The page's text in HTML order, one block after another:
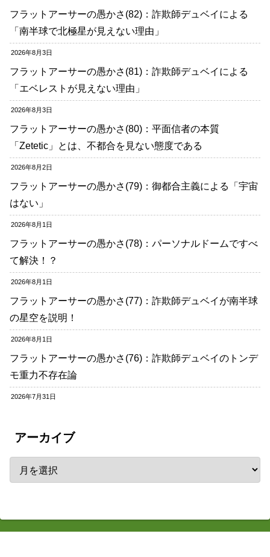
フラットアーサーの愚かさ(82)：詐欺師デュベイによる
「南半球で北極星が見えない理由」
2026年8月3日
フラットアーサーの愚かさ(81)：詐欺師デュベイによる
「エベレストが見えない理由」
2026年8月3日
フラットアーサーの愚かさ(80)：平面信者の本質
「Zetetic」とは、不都合を見ない態度である
2026年8月2日
フラットアーサーの愚かさ(79)：御都合主義による「宇宙
はない」
2026年8月1日
フラットアーサーの愚かさ(78)：パーソナルドームですべ
て解決！？
2026年8月1日
フラットアーサーの愚かさ(77)：詐欺師デュベイが南半球
の星空を説明！
2026年8月1日
フラットアーサーの愚かさ(76)：詐欺師デュベイのトンデ
モ重力不存在論
2026年7月31日
アーカイブ